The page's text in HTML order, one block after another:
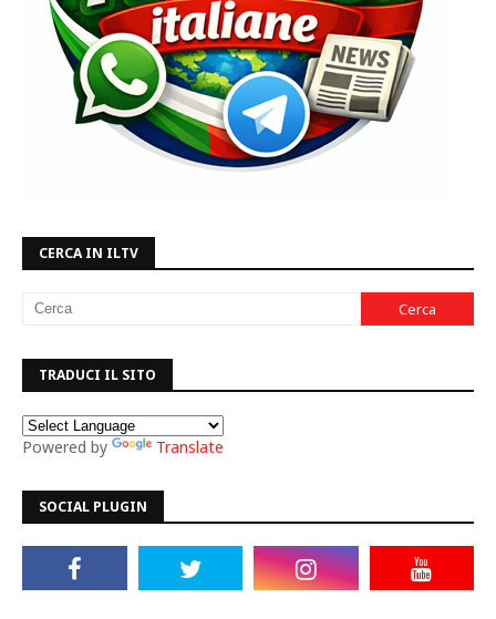
CERCA IN ILTV
TRADUCI IL SITO
Powered by Translate
SOCIAL PLUGIN